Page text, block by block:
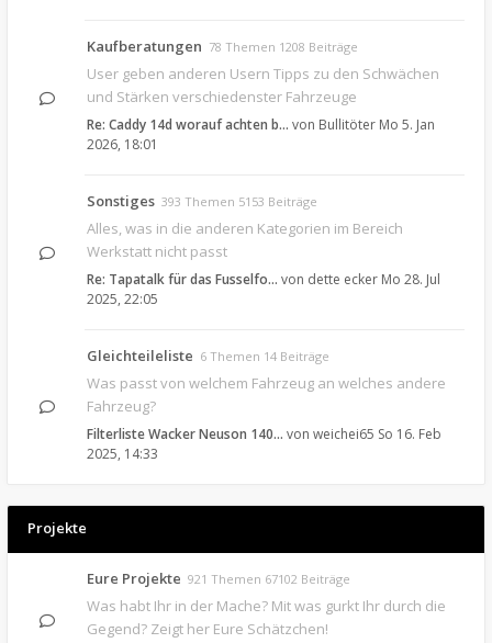
Kaufberatungen 78 Themen 1208 Beiträge
User geben anderen Usern Tipps zu den Schwächen
und Stärken verschiedenster Fahrzeuge
Re: Caddy 14d worauf achten b… von Bullitöter Mo 5. Jan
2026, 18:01
Sonstiges 393 Themen 5153 Beiträge
Alles, was in die anderen Kategorien im Bereich
Werkstatt nicht passt
Re: Tapatalk für das Fusselfo… von dette ecker Mo 28. Jul
2025, 22:05
Gleichteileliste 6 Themen 14 Beiträge
Was passt von welchem Fahrzeug an welches andere
Fahrzeug?
Filterliste Wacker Neuson 140… von weichei65 So 16. Feb
2025, 14:33
Projekte
Eure Projekte 921 Themen 67102 Beiträge
Was habt Ihr in der Mache? Mit was gurkt Ihr durch die
Gegend? Zeigt her Eure Schätzchen!